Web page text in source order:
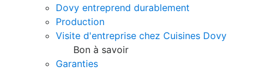
Dovy entreprend durablement
Production
Visite d'entreprise chez Cuisines Dovy
Bon à savoir
Garanties